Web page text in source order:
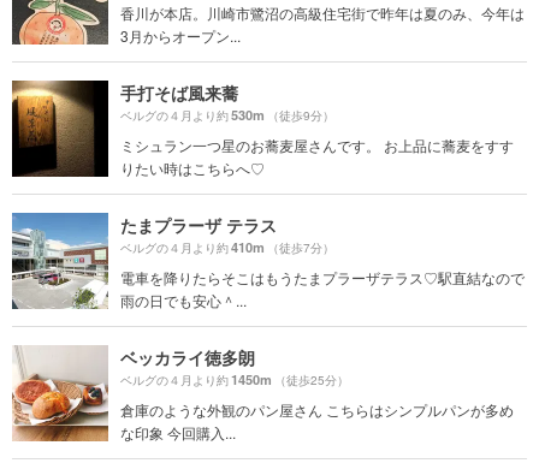
香川が本店。川崎市鷺沼の高級住宅街で昨年は夏のみ、今年は
3月からオープン...
手打そば風来蕎
ベルグの４月より約530m （徒歩9分）
ミシュラン一つ星のお蕎麦屋さんです。 お上品に蕎麦をすす
りたい時はこちらへ♡
たまプラーザ テラス
ベルグの４月より約410m （徒歩7分）
電車を降りたらそこはもうたまプラーザテラス♡駅直結なので
雨の日でも安心＾...
ベッカライ徳多朗
ベルグの４月より約1450m （徒歩25分）
倉庫のような外観のパン屋さん こちらはシンプルパンが多め
な印象 今回購入...